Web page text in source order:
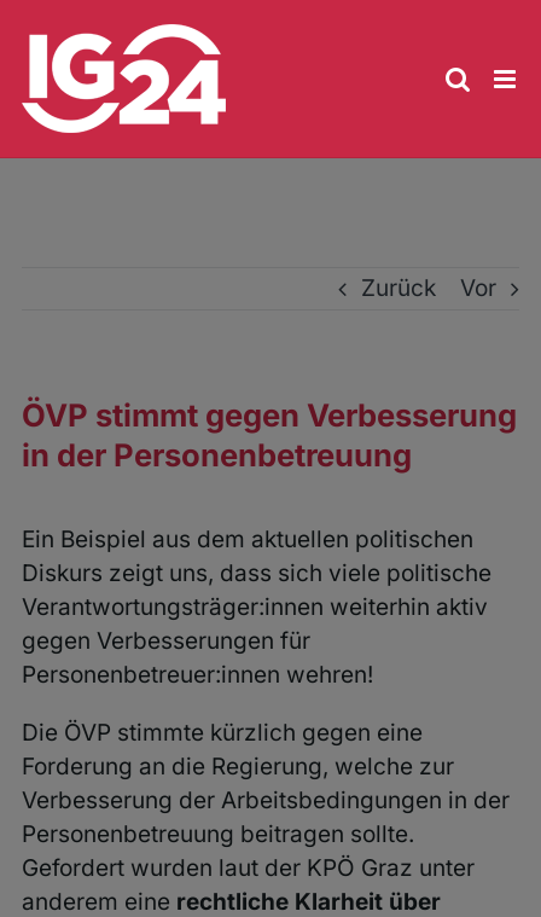
Inhalt
springen
Zurück Vor
ÖVP stimmt gegen Verbesserung
in der Personenbetreuung
Ein Beispiel aus dem aktuellen politischen
Diskurs zeigt uns, dass sich viele politische
Verantwortungsträger:innen weiterhin aktiv
gegen Verbesserungen für
Personenbetreuer:innen wehren!
Die ÖVP stimmte kürzlich gegen eine
Forderung an die Regierung, welche zur
Verbesserung der Arbeitsbedingungen in der
Personenbetreuung beitragen sollte.
Gefordert wurden laut der KPÖ Graz unter
anderem eine rechtliche Klarheit über